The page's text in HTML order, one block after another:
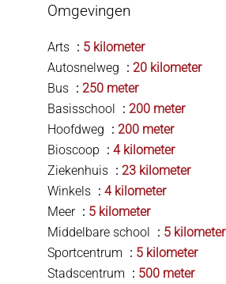
Omgevingen
Arts
5 kilometer
Autosnelweg
20 kilometer
Bus
250 meter
Basisschool
200 meter
Hoofdweg
200 meter
Bioscoop
4 kilometer
Ziekenhuis
23 kilometer
Winkels
4 kilometer
Meer
5 kilometer
Middelbare school
5 kilometer
Sportcentrum
5 kilometer
Stadscentrum
500 meter